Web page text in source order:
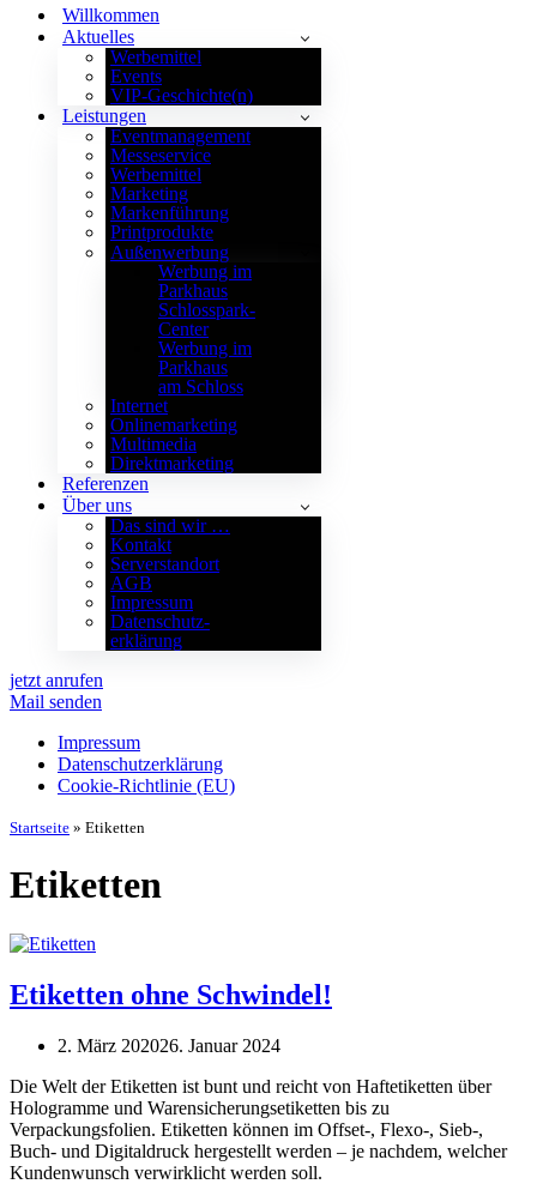
Willkommen
Aktuelles
Werbemittel
Events
VIP-Geschichte(n)
Leistungen
Eventmanagement
Messeservice
Werbemittel
Marketing
Markenführung
Printprodukte
Außenwerbung
Werbung im
Parkhaus
Schlosspark-
Center
Werbung im
Parkhaus
am Schloss
Internet
Onlinemarketing
Multimedia
Direktmarketing
Referenzen
Über uns
Das sind wir …
Kontakt
Serverstandort
AGB
Impressum
Datenschutz­
erklärung
jetzt anrufen
Mail senden
Impressum
Datenschutz­erklärung
Cookie-Richtlinie (EU)
Startseite » Etiketten
Etiketten
Etiketten ohne Schwindel!
2. März 202026. Januar 2024
Die Welt der Etiketten ist bunt und reicht von Haftetiketten über
Hologramme und Warensicherungsetiketten bis zu
Verpackungsfolien. Etiketten können im Offset-, Flexo-, Sieb-,
Buch- und Digitaldruck hergestellt werden – je nachdem, welcher
Kundenwunsch verwirklicht werden soll.